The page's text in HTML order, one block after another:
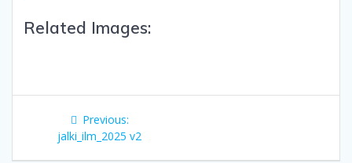
Related Images:
Artikkelien
selaus
Previous:Previous
post:
jalki_ilm_2025 v2